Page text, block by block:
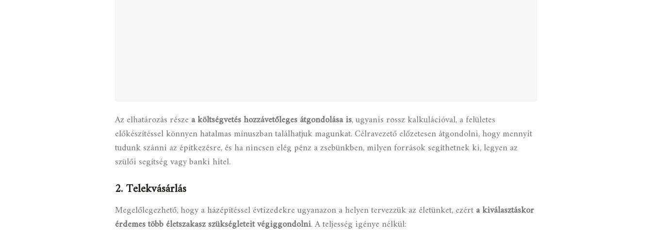
Az elhatározás része a költségvetés hozzávetőleges átgondolása is, ugyanis rossz kalkulációval, a felületes
előkészítéssel könnyen hatalmas mínuszban találhatjuk magunkat. Célravezető előzetesen átgondolni, hogy mennyit
tudunk szánni az építkezésre, és ha nincsen elég pénz a zsebünkben, milyen források segíthetnek ki, legyen az
szülői segítség vagy banki hitel.
2. Telekvásárlás
Megelőlegezhető, hogy a házépítéssel évtizedekre ugyanazon a helyen tervezzük az életünket, ezérta kiválasztáskor
érdemes több életszakasz szükségleteit végiggondolni. A teljesség igénye nélkül: